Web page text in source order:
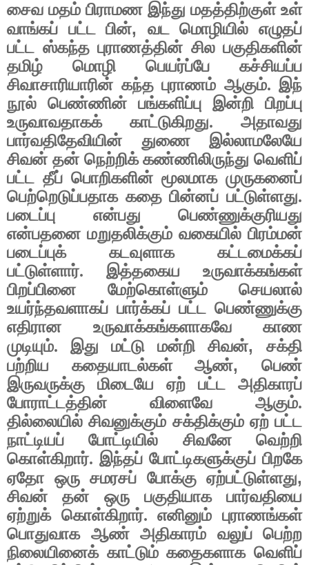
சைவ மதம் பிராமண இந்து மதத்திற்குள் உள்
வாங்கப் பட்ட பின், வட மொழியில் எழுதப்
பட்ட ஸ்கந்த புராணத்தின் சில பகுதிகளின்
தமிழ் மொழி பெயர்ப்பே கச்சியப்ப
சிவாசாரியாரின் கந்த புராணம் ஆகும். இந்
நூல் பெண்ணின் பங்களிப்பு இன்றி பிறப்பு
உருவாவதாகக் காட்டுகிறது. அதாவது
பார்வதிதேவியின் துணை இல்லாமலேயே
சிவன் தன் நெற்றிக் கண்ணிலிருந்து வெளிப்
பட்ட தீப் பொறிகளின் மூலமாக முருகனைப்
பெற்றெடுப்பதாக கதை பின்னப் பட்டுள்ளது.
படைப்பு என்பது பெண்ணுக்குரியது
என்பதனை மறுதலிக்கும் வகையில் பிரம்மன்
படைப்புக் கடவுளாக கட்டமைக்கப்
பட்டுள்ளார். இத்தகைய உருவாக்கங்கள்
பிறப்பினை மேற்கொள்ளும் செயலால்
உயர்ந்தவளாகப் பார்க்கப் பட்ட பெண்ணுக்கு
எதிரான உருவாக்கங்களாகவே காண
முடியும். இது மட்டு மன்றி சிவன்,சக்தி
பற்றிய கதையாடல்கள் ஆண்,பெண்
இருவருக்கு மிடையே ஏற் பட்ட அதிகாரப்
போராட்டத்தின் விளைவே ஆகும்.
தில்லையில் சிவனுக்கும் சக்திக்கும் ஏற் பட்ட
நாட்டியப் போட்டியில் சிவனே வெற்றி
கொள்கிறார். இந்தப் போட்டிகளுக்குப் பிறகே
ஏதோ ஒரு சமரசப் போக்கு ஏற்பட்டுள்ளது,
சிவன் தன் ஒரு பகுதியாக பார்வதியை
ஏற்றுக் கொள்கிறார். எனினும் புராணங்கள்
பொதுவாக ஆண் அதிகாரம் வலுப் பெற்ற
நிலையினைக் காட்டும் கதைகளாக வெளிப்